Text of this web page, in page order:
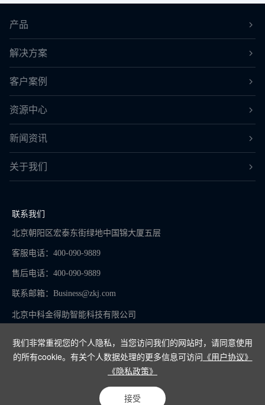
我们非常重视您的个人隐私，当您访问我们的网站时，请同意使用
的所有cookie。有关个人数据处理的更多信息可访问 《用户协议》
《隐私政策》
接受
产品
解决方案
客户案例
资源中心
新闻资讯
关于我们
联系我们
北京朝阳区宏泰东街绿地中国锦大厦五层
客服电话：400-090-9889
售后电话：400-090-9889
联系邮箱： Business@zkj.com
北京中科金得助智能科技有限公司
京ICP备16065273号-9
Copyright © 2024